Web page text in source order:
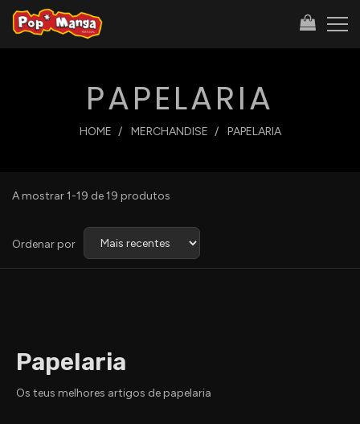
PAPELARIA
HOME MERCHANDISE PAPELARIA
A mostrar 1-19 de 19 produtos
Ordenar por Ordenar
Papelaria
Os teus melhores artigos de papelaria